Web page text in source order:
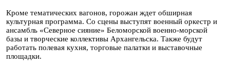
Кроме тематических вагонов, горожан ждет обширная
культурная программа. Со сцены выступят военный оркестр и
ансамбль «Северное сияние» Беломорской военно-морской
базы и творческие коллективы Архангельска. Также будут
работать полевая кухня, торговые палатки и выставочные
площадки.